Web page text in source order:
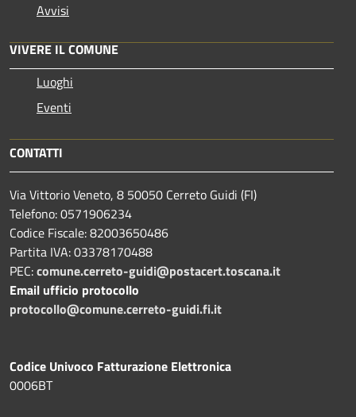
Avvisi
VIVERE IL COMUNE
Luoghi
Eventi
CONTATTI
Via Vittorio Veneto, 8 50050 Cerreto Guidi (FI)
Telefono: 0571906234
Codice Fiscale: 82003650486
Partita IVA: 03378170488
PEC:comune.cerreto-guidi@postacert.toscana.it
Email ufficio protocollo
protocollo@comune.cerreto-guidi.fi.it
Codice Univoco Fatturazione Elettronica
0006BT